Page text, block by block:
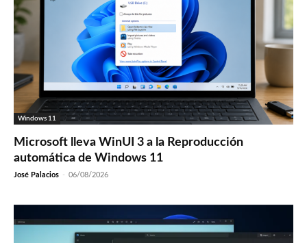
Windows 11
Microsoft lleva WinUI 3 a la Reproducción
automática de Windows 11
José Palacios - 06/08/2026